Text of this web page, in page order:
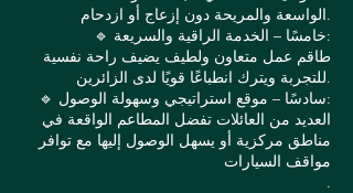
الواسعة والمريحة دون إزعاج أو ازدحام.
🔹 خامسًا – الخدمة الراقية والسريعة:
طاقم عمل متعاون ولطيف يضيف راحة نفسية
للتجربة ويترك انطباعًا قويًا لدى الزائرين.
🔹 سادسًا – موقع استراتيجي وسهولة الوصول:
العديد من العائلات تفضل المطاعم الواقعة في
مناطق مركزية أو يسهل الوصول إليها مع توافر
مواقف السيارات
.